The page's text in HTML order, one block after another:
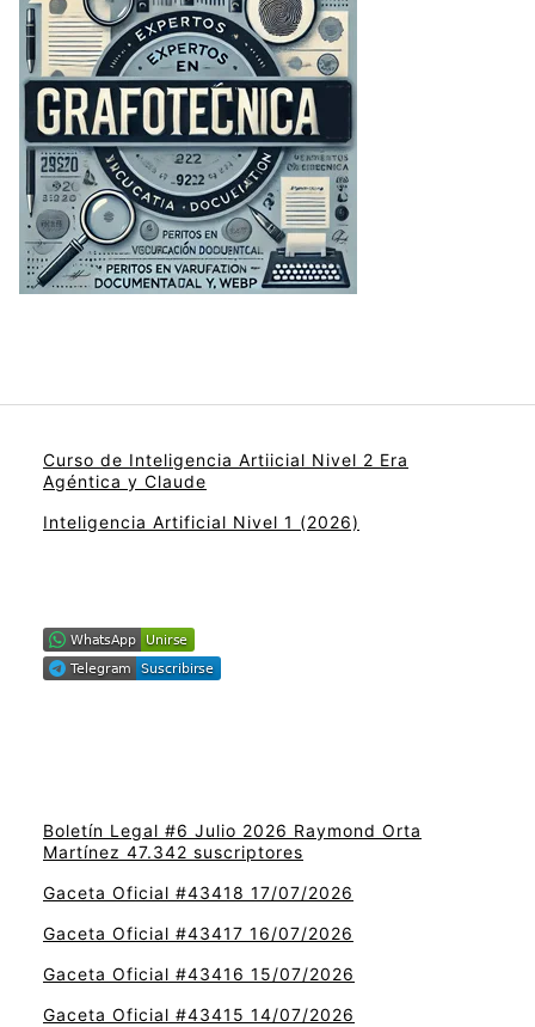
Curso de Inteligencia Artiicial Nivel 2 Era
Agéntica y Claude
Inteligencia Artificial Nivel 1 (2026)
Boletín Legal #6 Julio 2026 Raymond Orta
Martínez 47.342 suscriptores
Gaceta Oficial #43418 17/07/2026
Gaceta Oficial #43417 16/07/2026
Gaceta Oficial #43416 15/07/2026
Gaceta Oficial #43415 14/07/2026